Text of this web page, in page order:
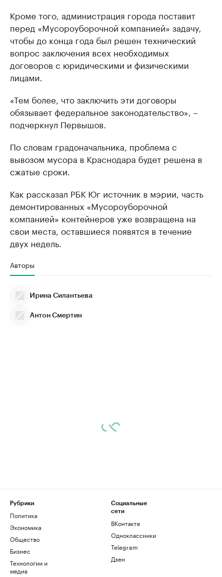
Кроме того, администрация города поставит
перед «Мусороуборочной компанией» задачу,
чтобы до конца года был решен технический
вопрос заключения всех необходимых
договоров с юридическими и физическими
лицами.
«Тем более, что заключить эти договоры
обязывает федеральное законодательство», –
подчеркнул Первышов.
По словам градоначальника, проблема с
вывозом мусора в Краснодара будет решена в
сжатые сроки.
Как рассказал РБК Юг источник в мэрии, часть
демонтированных «Мусороуборочной
компанией» контейнеров уже возвращена на
свои места, оставшиеся появятся в течение
двух недель.
Авторы
Ирина Силантьева
Антон Смертин
Рубрики
Политика
Экономика
Общество
Бизнес
Технологии и
медиа
Социальные
сети
ВКонтакте
Одноклассники
Telegram
Дзен